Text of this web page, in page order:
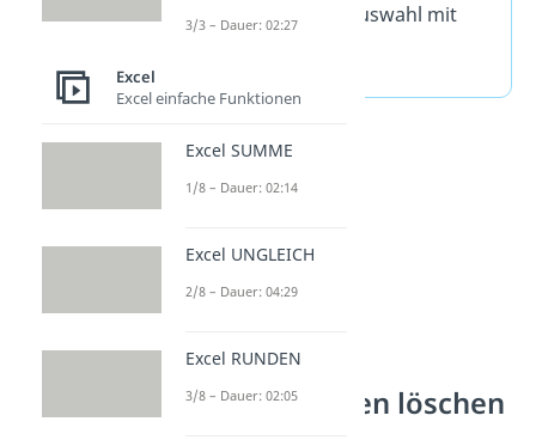
bestätige deine Auswahl mit
Excel leere Zeilen löschen
3/3 – Dauer: 02:27
Excel
Excel einfache Funktionen
Excel SUMME
1/8 – Dauer: 02:14
Excel UNGLEICH
2/8 – Dauer: 04:29
Excel RUNDEN
3/8 – Dauer: 02:05